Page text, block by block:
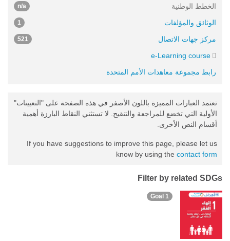
الخطط الوطنية n/a
الوثائق والمؤلفات 1
مركز جهات الاتصال 521
e-Learning course
رابط مجموعة معاهدات الأمم المتحدة
تعتمد العبارات المميزة باللون الأصفر في هذه الصفحة على "التعيينات"
الأولية التي تخضع للمراجعة والتنقيح. لا تستثني النقاط البارزة أهمية
أقسام النص الأخرى.
If you have suggestions to improve this page, please let us
know by using the contact form
Filter by related SDGs
Goal 1